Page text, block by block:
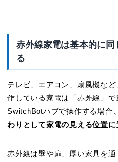
赤外線家電は基本的に
る
テレビ、エアコン、扇風機な
作している家電は「赤外線」
SwitchBotハブで操作する場合
わりとして家電の見える位置に
赤外線は壁や扉、厚い家具を